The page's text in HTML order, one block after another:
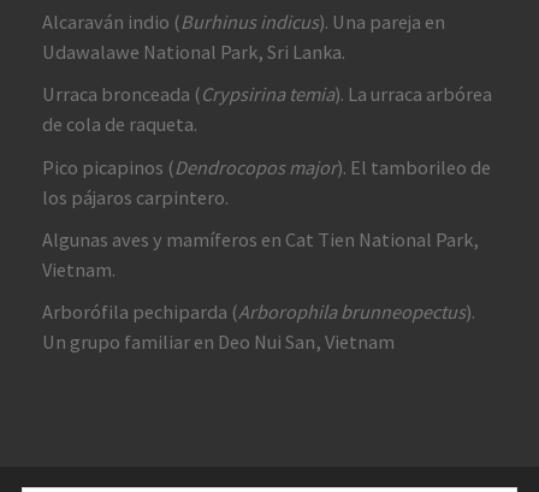
Alcaraván indio (Burhinus indicus). Una pareja en
Udawalawe National Park, Sri Lanka.
Urraca bronceada (Crypsirina temia). La urraca arbórea
de cola de raqueta.
Pico picapinos (Dendrocopos major). El tamborileo de
los pájaros carpintero.
Algunas aves y mamíferos en Cat Tien National Park,
Vietnam.
Arborófila pechiparda (Arborophila brunneopectus).
Un grupo familiar en Deo Nui San, Vietnam